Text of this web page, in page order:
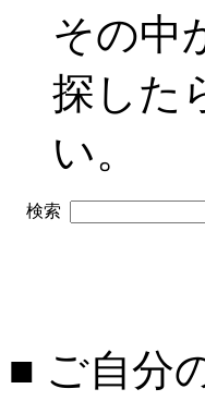
その中
探した
い。
検索
■ ご自分